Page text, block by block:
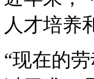
人才培养
“现在的